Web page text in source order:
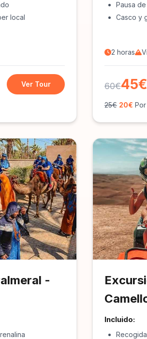
local
Ver Tour
Pausa
Casco y
2 horas
60€45€
25€ 20€
-
Incluido: